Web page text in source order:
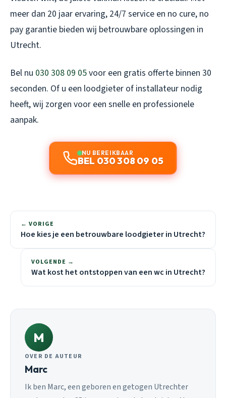
meer dan 20 jaar ervaring, 24/7 service en no cure, no
pay garantie bieden wij betrouwbare oplossingen in
Utrecht.
Bel nu 030 308 09 05voor een gratis offerte binnen 30
seconden. Of u een loodgieter of installateur nodig
heeft, wij zorgen voor een snelle en professionele
aanpak.
NU BEREIKBAAR
BEL 030 308 09 05
← VORIGE
Hoe kies je een betrouwbare loodgieter in Utrecht?
VOLGENDE →
Wat kost het ontstoppen van een wc in Utrecht?
M
OVER DE AUTEUR
Marc
Ik ben Marc, een geboren en getogen Utrechter